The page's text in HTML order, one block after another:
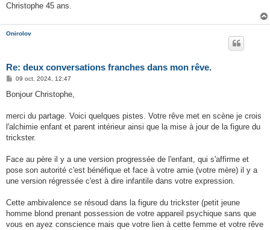
Christophe 45 ans.
Onirolov
Re: deux conversations franches dans mon rêve.
M
s
g
09 oct. 2024, 12:47
Bonjour Christophe,
merci du partage. Voici quelques pistes. Votre rêve met en scène je crois
l'alchimie enfant et parent intérieur ainsi que la mise à jour de la figure du
trickster.
Face au père il y a une version progressée de l'enfant, qui s'affirme et
pose son autorité c'est bénéfique et face à votre amie (votre mère) il y a
une version régressée c'est à dire infantile dans votre expression.
Cette ambivalence se résoud dans la figure du trickster (petit jeune
homme blond prenant possession de votre appareil psychique sans que
vous en ayez conscience mais que votre lien à cette femme et votre rêve